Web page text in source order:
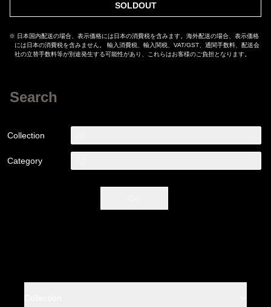
SOLDOUT
※ 日本国内配送の場合、表示価格には日本の消費税を含みます。海外配送の場合、表示価格
には日本の消費税を含みません。 輸入消費税、輸入関税、VAT/GST、通関手数料、配送会
社の立替手数料等が別途発生する可能性があり、これらはお客様のご負担となります。
Search
Collection
Category